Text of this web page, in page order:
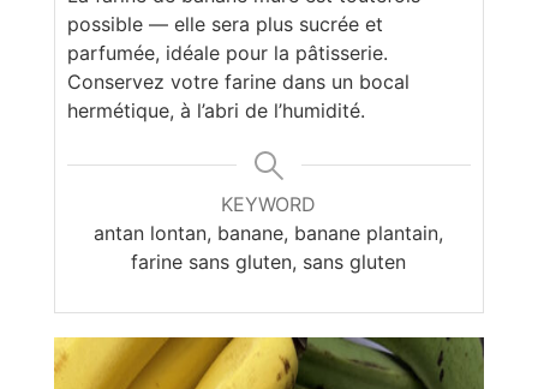
possible — elle sera plus sucrée et
parfumée, idéale pour la pâtisserie.
Conservez votre farine dans un bocal
hermétique, à l’abri de l’humidité.
KEYWORD
antan lontan, banane, banane plantain,
farine sans gluten, sans gluten